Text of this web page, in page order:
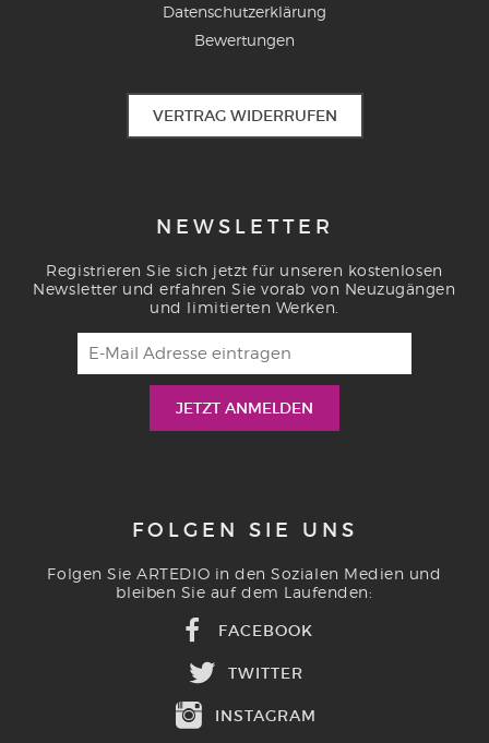
Datenschutzerklärung
Bewertungen
VERTRAG WIDERRUFEN
NEWSLETTER
Registrieren Sie sich jetzt für unseren kostenlosen
Newsletter und erfahren Sie vorab von Neuzugängen
und limitierten Werken.
FOLGEN SIE UNS
Folgen Sie ARTEDIO in den Sozialen Medien und
bleiben Sie auf dem Laufenden:
FACEBOOK
TWITTER
INSTAGRAM